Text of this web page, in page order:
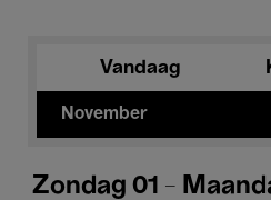
Vandaag
November
Zondag 01 -